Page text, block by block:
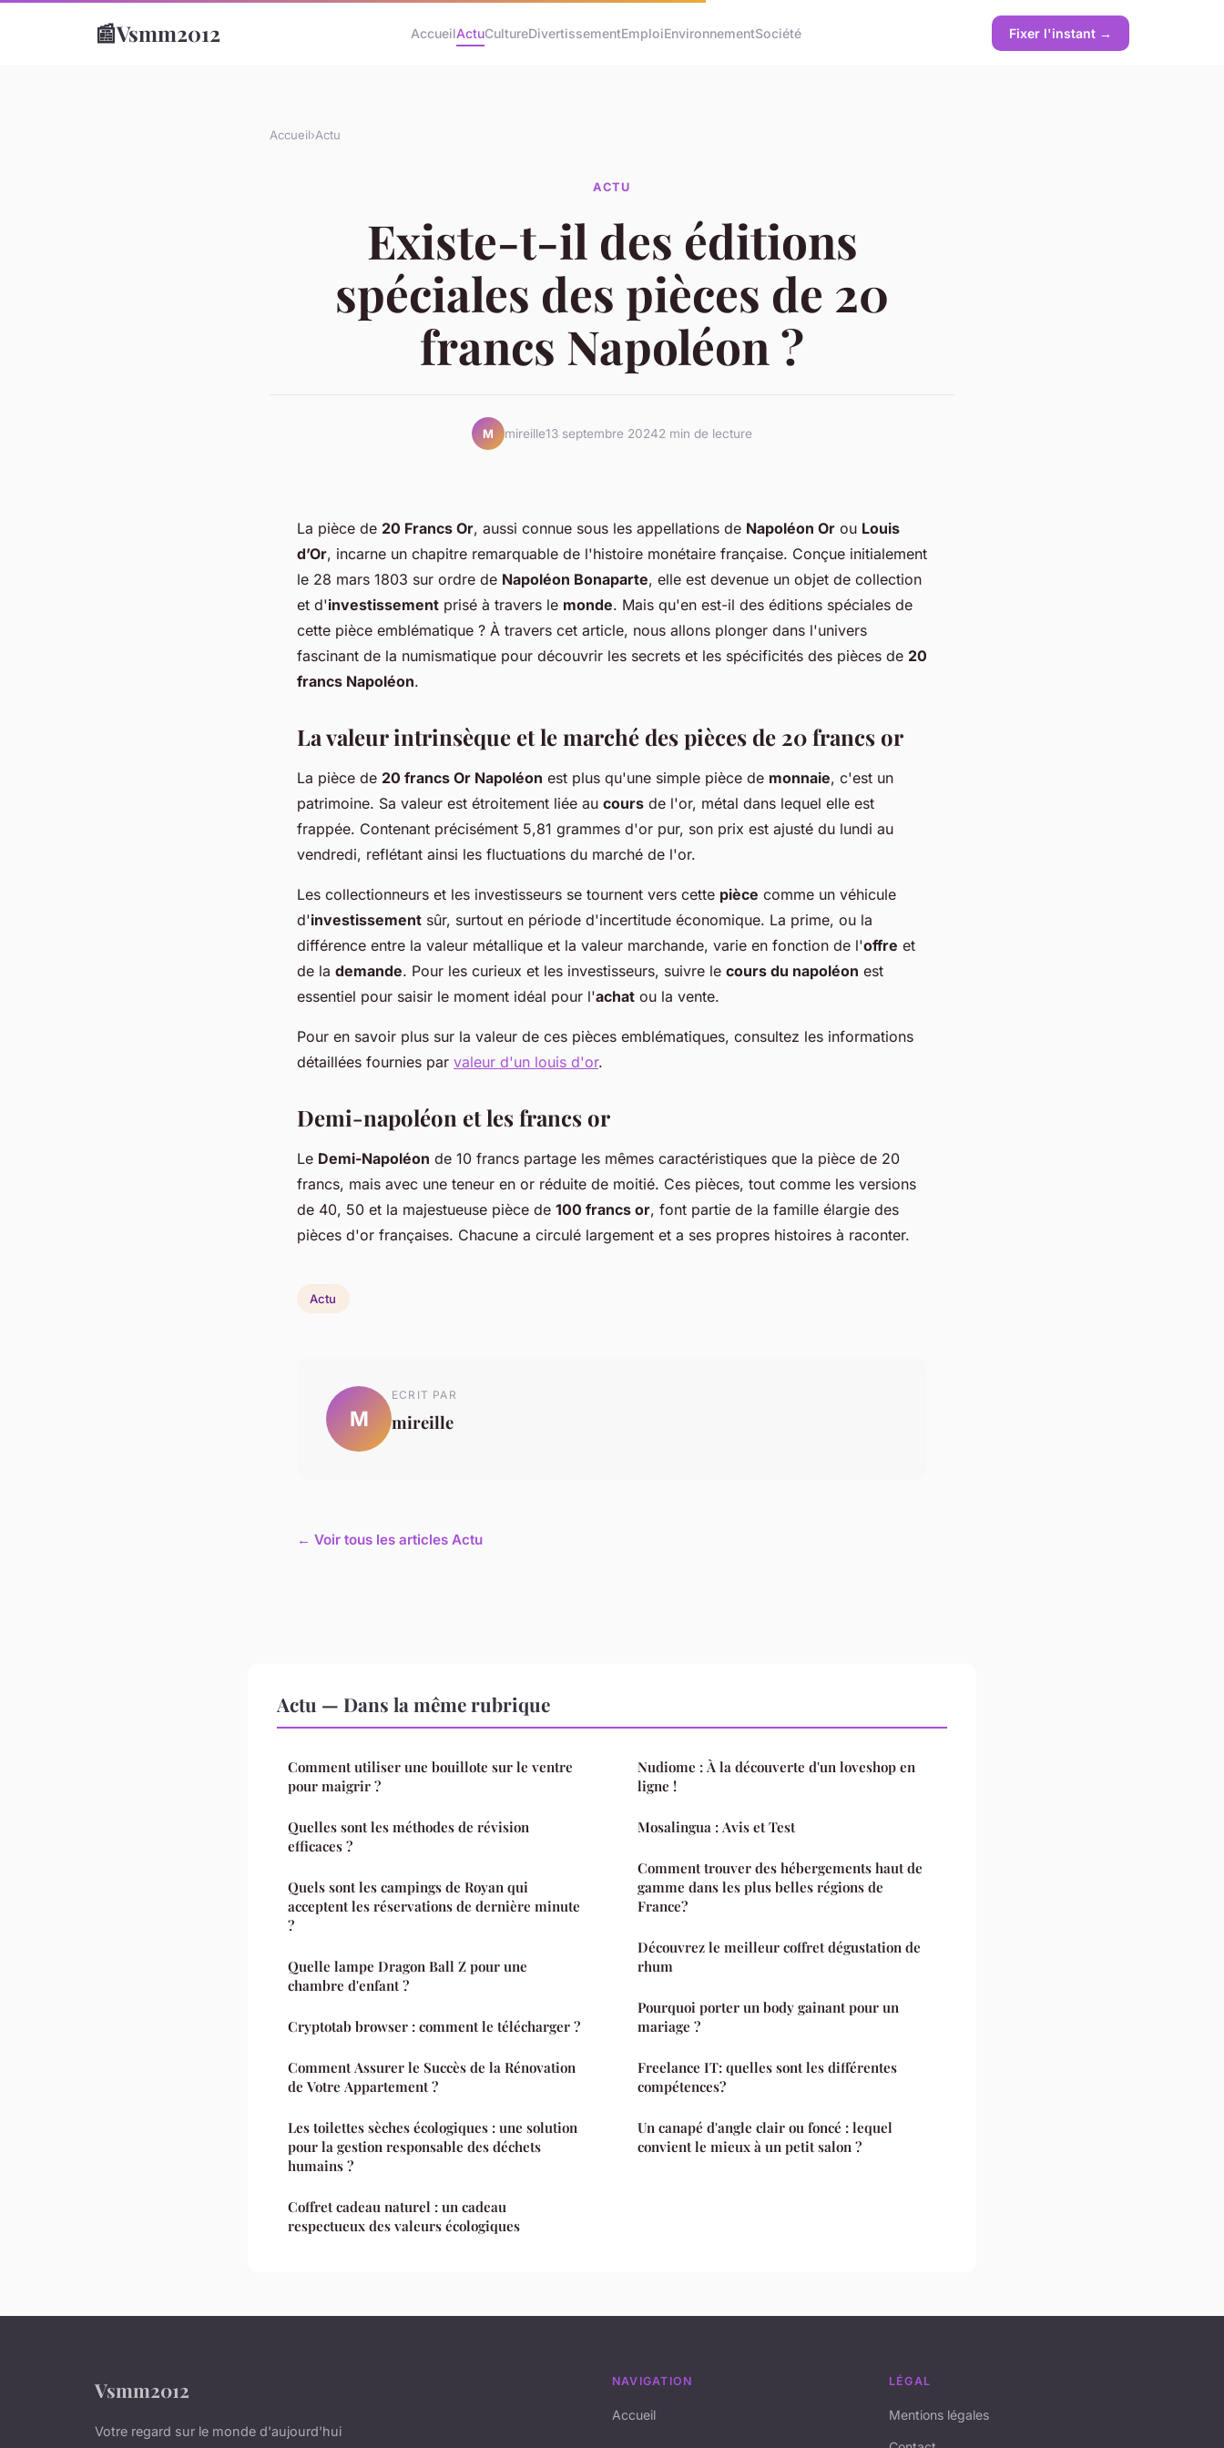
📰Vsmm2012 AccueilActuCultureDivertissementEmploiEnvironnementSociété Fixer l'instant →
Accueil›Actu
ACTU
Existe-t-il des éditions
spéciales des pièces de 20
francs Napoléon ?
M mireille13 septembre 20242 min de lecture
La pièce de 20 Francs Or, aussi connue sous les appellations de Napoléon Or ou Louis
d’Or, incarne un chapitre remarquable de l'histoire monétaire française. Conçue initialement
le 28 mars 1803 sur ordre de Napoléon Bonaparte, elle est devenue un objet de collection
et d'investissement prisé à travers le monde. Mais qu'en est-il des éditions spéciales de
cette pièce emblématique ? À travers cet article, nous allons plonger dans l'univers
fascinant de la numismatique pour découvrir les secrets et les spécificités des pièces de 20
francs Napoléon.
La valeur intrinsèque et le marché des pièces de 20 francs or
La pièce de 20 francs Or Napoléon est plus qu'une simple pièce de monnaie, c'est un
patrimoine. Sa valeur est étroitement liée au cours de l'or, métal dans lequel elle est
frappée. Contenant précisément 5,81 grammes d'or pur, son prix est ajusté du lundi au
vendredi, reflétant ainsi les fluctuations du marché de l'or.
Les collectionneurs et les investisseurs se tournent vers cette pièce comme un véhicule
d'investissement sûr, surtout en période d'incertitude économique. La prime, ou la
différence entre la valeur métallique et la valeur marchande, varie en fonction de l'offre et
de la demande. Pour les curieux et les investisseurs, suivre le cours du napoléon est
essentiel pour saisir le moment idéal pour l'achat ou la vente.
Pour en savoir plus sur la valeur de ces pièces emblématiques, consultez les informations
détaillées fournies par valeur d'un louis d'or.
Demi-napoléon et les francs or
Le Demi-Napoléon de 10 francs partage les mêmes caractéristiques que la pièce de 20
francs, mais avec une teneur en or réduite de moitié. Ces pièces, tout comme les versions
de 40, 50 et la majestueuse pièce de 100 francs or, font partie de la famille élargie des
pièces d'or françaises. Chacune a circulé largement et a ses propres histoires à raconter.
Actu
M
ECRIT PAR
mireille
← Voir tous les articles Actu
Actu — Dans la même rubrique
Comment utiliser une bouillote sur le ventre
pour maigrir ?
Quelles sont les méthodes de révision
efficaces ?
Quels sont les campings de Royan qui
acceptent les réservations de dernière minute
?
Quelle lampe Dragon Ball Z pour une
chambre d'enfant ?
Cryptotab browser : comment le télécharger ?
Comment Assurer le Succès de la Rénovation
de Votre Appartement ?
Les toilettes sèches écologiques : une solution
pour la gestion responsable des déchets
humains ?
Coffret cadeau naturel : un cadeau
respectueux des valeurs écologiques
Nudiome : À la découverte d'un loveshop en
ligne !
Mosalingua : Avis et Test
Comment trouver des hébergements haut de
gamme dans les plus belles régions de
France?
Découvrez le meilleur coffret dégustation de
rhum
Pourquoi porter un body gainant pour un
mariage ?
Freelance IT: quelles sont les différentes
compétences?
Un canapé d'angle clair ou foncé : lequel
convient le mieux à un petit salon ?
Vsmm2012
Votre regard sur le monde d'aujourd'hui
NAVIGATION
Accueil
LÉGAL
Mentions légales